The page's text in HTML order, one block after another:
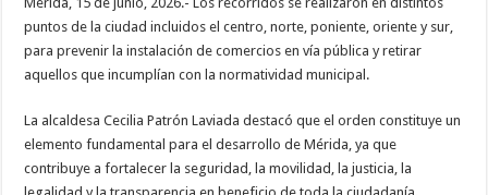
puntos de la ciudad incluidos el centro, norte, poniente, oriente y sur,
para prevenir la instalación de comercios en vía pública y retirar
aquellos que incumplían con la normatividad municipal.
La alcaldesa Cecilia Patrón Laviada destacó que el orden constituye un
elemento fundamental para el desarrollo de Mérida, ya que
contribuye a fortalecer la seguridad, la movilidad, la justicia, la